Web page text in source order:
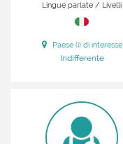
Lingue parlate / Livelli
Paese (i) di interesse
Indifferente